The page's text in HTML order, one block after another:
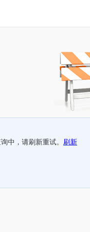
中，请刷新重试。 刷新